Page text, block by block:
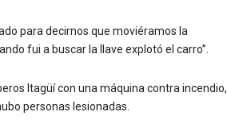
para decirnos que moviéramos la
fui a buscar la llave explotó el carro”.
Itagüí con una máquina contra incendio,
personas lesionadas.